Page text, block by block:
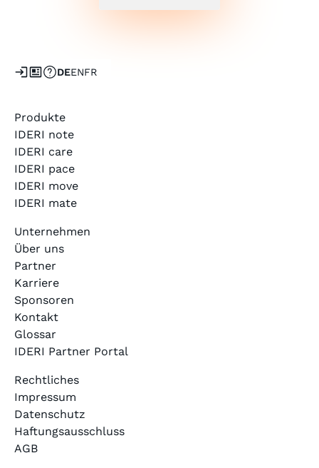
DEENFR
Produkte
IDERI note
IDERI care
IDERI pace
IDERI move
IDERI mate
Unternehmen
Über uns
Partner
Karriere
Sponsoren
Kontakt
Glossar
IDERI Partner Portal
Rechtliches
Impressum
Datenschutz
Haftungsausschluss
AGB